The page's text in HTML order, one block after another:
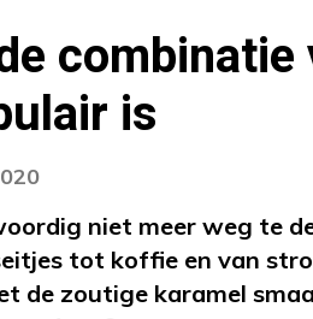
combinatie
is
niet meer weg te
tot koffie en van
de zoutige karamel